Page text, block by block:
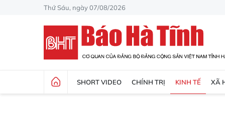
Thứ Sáu, ngày 07/08/2026
SHORT VIDEO CHÍNH TRỊ KINH TẾ XÃ